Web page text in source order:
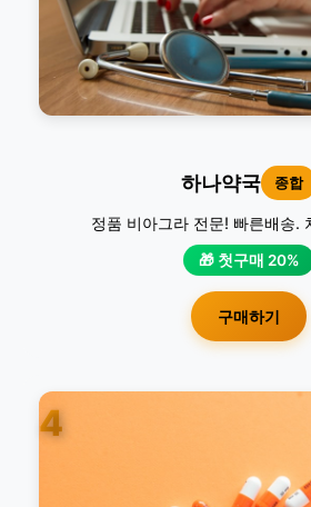
하나약국 종합
정품 비아그라 전문! 빠른배송.
🎁 첫구매 20%
구매하기
4